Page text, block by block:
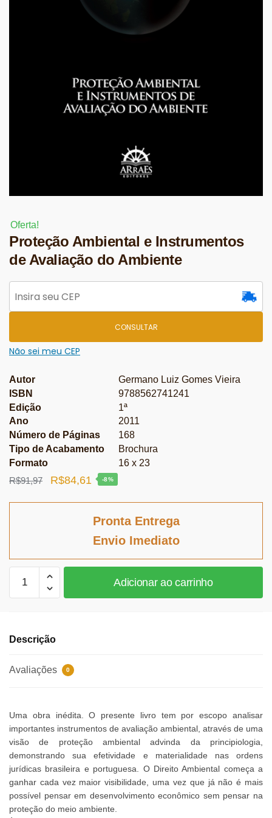
Oferta!
Proteção Ambiental e Instrumentos
de Avaliação do Ambiente
CONSULTAR
Não sei meu CEP
Autor
Germano Luiz Gomes Vieira
ISBN
9788562741241
Edição
1ª
Ano
2011
Número de Páginas
168
Tipo de Acabamento
Brochura
Formato
16 x 23
R$91,97
O
R$84,61 O
atual
-8%
Pronta Entrega
Envio Imediato
Ambiental
Avaliação
Ambiente
Adicionar ao carrinho
Descrição
Avaliações 0
Uma obra inédita. O presente livro tem por escopo analisar
importantes instrumentos de avaliação ambiental, através de uma
visão de proteção ambiental advinda da principiologia,
demonstrando sua efetividade e materialidade nas ordens
jurídicas brasileira e portuguesa. O Direito Ambiental começa a
ganhar cada vez maior visibilidade, uma vez que já não é mais
possível pensar em desenvolvimento econômico sem pensar na
proteção do meio ambiente.